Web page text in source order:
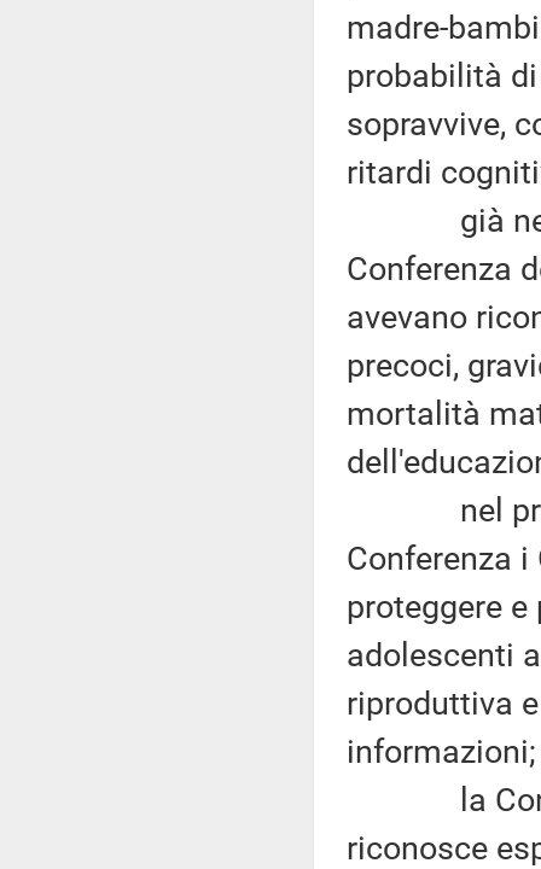
madre-
probabilità
sopravvive,
ritardi
già nel
Conferenza
avevano
precoci,
mortalità
nel
Conferenza
proteggere
adolescenti
riproduttiva
informazioni;
la
riconosce